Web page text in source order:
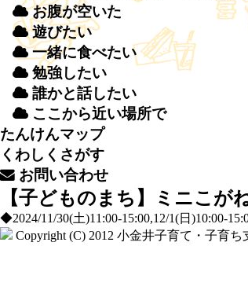
お腹が空いた
遊びたい
一緒に食べたい
勉強したい
誰かと話したい
ここから近い場所で
たんけんマップ
くわしくさがす
お問い合わせ
【子どものまち】ミニこが
◆2024/11/30(土)11:00-15:00,12/1(日)10:00-
Copyright (C) 2012 小金井子育て・子育ち